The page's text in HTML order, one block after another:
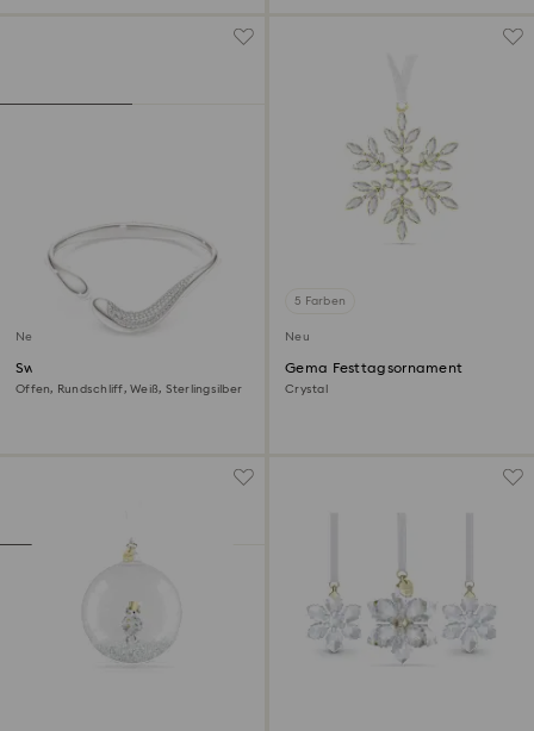
Neu
Swarovski Classica Armreif
Offen, Rundschliff, Weiß, Sterlingsilber
5 Farben
Neu
Gema Festtagsornament
Crystal